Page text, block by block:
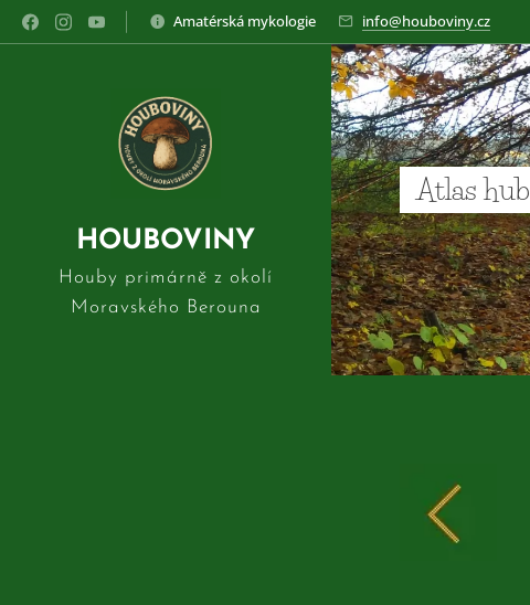
Amatérská mykologie info@houboviny.cz
HOUBOVINY
Houby primárně z okolí
Moravského Berouna
Atlas hub